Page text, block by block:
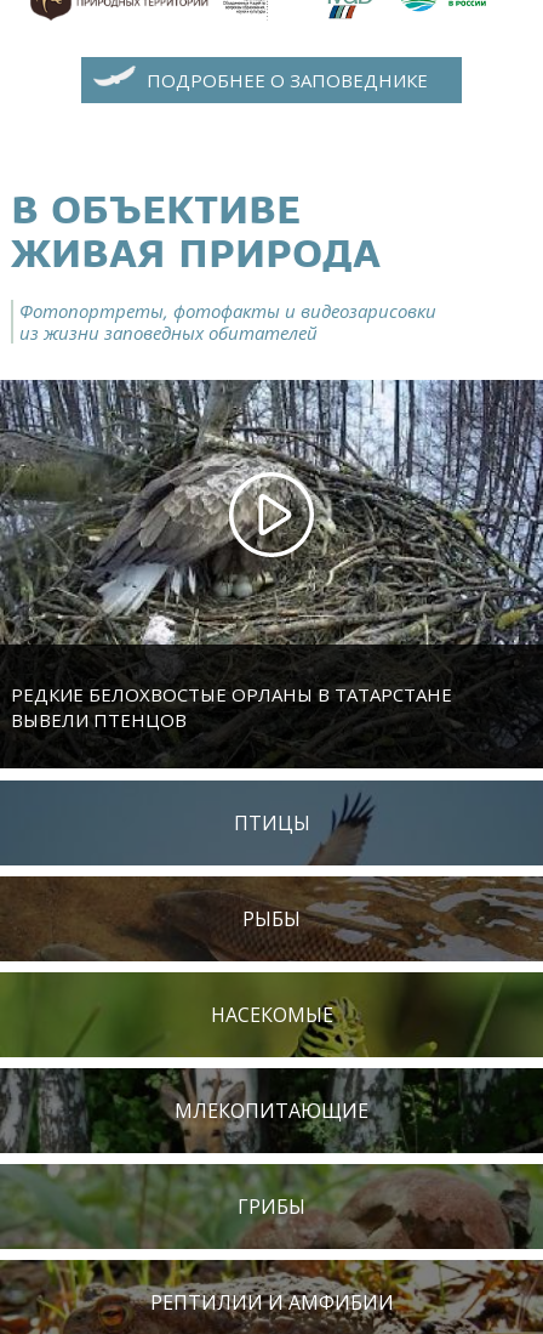
ПОДРОБНЕЕ О ЗАПОВЕДНИКЕ
В ОБЪЕКТИВЕ
ЖИВАЯ ПРИРОДА
Фотопортреты, фотофакты и видеозарисовки
из жизни заповедных обитателей
РЕДКИЕ БЕЛОХВОСТЫЕ ОРЛАНЫ В ТАТАРСТАНЕ
ВЫВЕЛИ ПТЕНЦОВ
ПТИЦЫ
РЫБЫ
НАСЕКОМЫЕ
МЛЕКОПИТАЮЩИЕ
ГРИБЫ
РЕПТИЛИИ И АМФИБИИ